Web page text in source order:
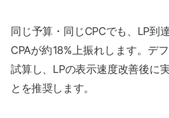
同じ予算・同じCPCでも、LP到
CPAが約18%上振れします。デ
試算し、LPの表示速度改善後に
とを推奨します。